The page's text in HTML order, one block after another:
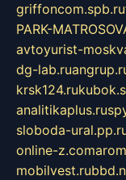
griffoncom.spb.ru
PARK-
avtoyurist-
dg-lab.ru
krsk124.ru
analitikaplus.ru
sloboda-
online-z.com
mobilvest.ru